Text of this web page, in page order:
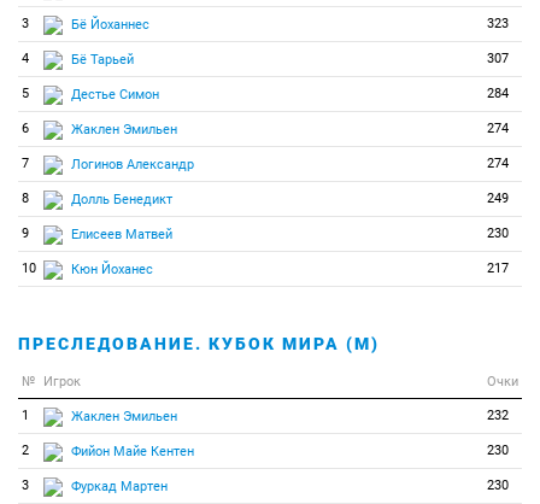
3 Бё Йоханнес 323
4 Бё Тарьей 307
5 Дестье Симон 284
6 Жаклен Эмильен 274
7 Логинов Александр 274
8 Долль Бенедикт 249
9 Елисеев Матвей 230
10 Кюн Йоханес 217
ПРЕСЛЕДОВАНИЕ. КУБОК МИРА (М)
№ Игрок Очки
1 Жаклен Эмильен 232
2 Фийон Майе Кентен 230
3 Фуркад Мартен 230